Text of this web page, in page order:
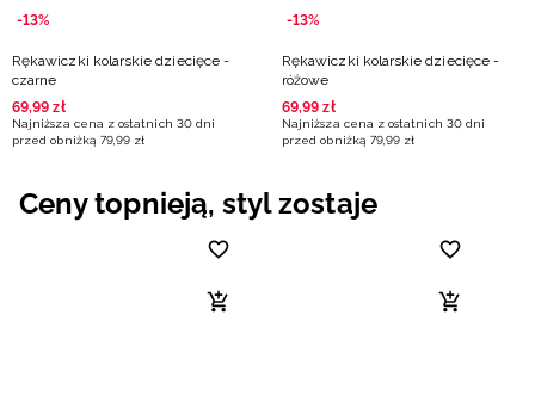
-13%
Rękawiczki kolarskie dziecięce -
czarne
69,99 zł
Najniższa cena z ostatnich 30 dni
przed obniżką 79,99 zł
-13%
Rękawiczki kolarskie dziecięce -
różowe
69,99 zł
Najniższa cena z ostatnich 30 dni
przed obniżką 79,99 zł
Ceny topnieją, styl zostaje